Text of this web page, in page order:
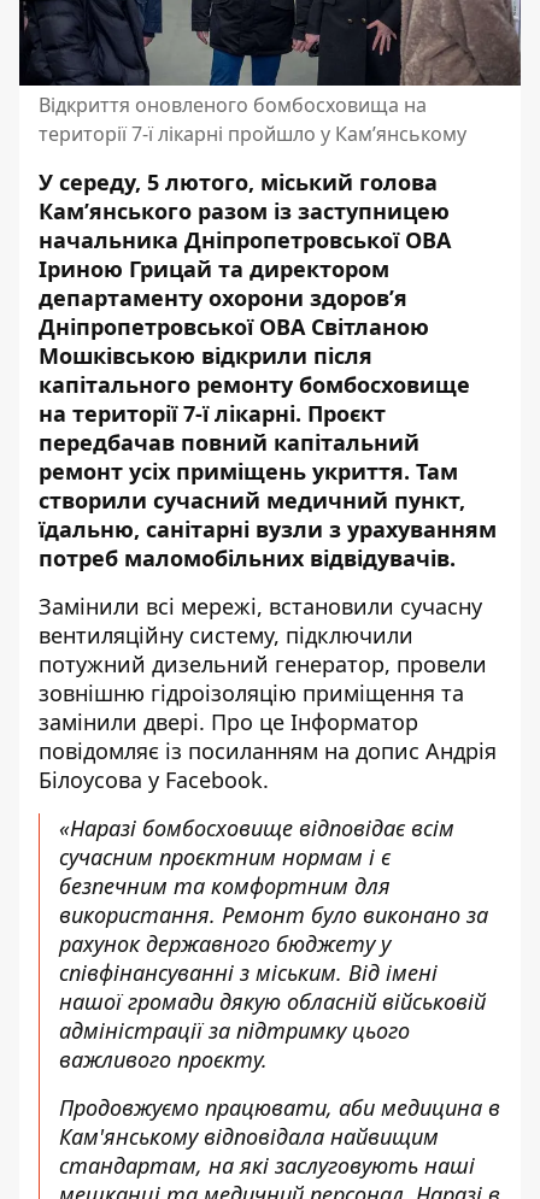
Відкриття оновленого бомбосховища на
території 7-ї лікарні пройшло у Кам’янському
У середу, 5 лютого, міський голова
Кам’янського разом із заступницею
начальника Дніпропетровської ОВА
Іриною Грицай та директором
департаменту охорони здоров’я
Дніпропетровської ОВА Світланою
Мошківською відкрили після
капітального ремонту бомбосховище
на території 7-ї лікарні. Проєкт
передбачав повний капітальний
ремонт усіх приміщень укриття. Там
створили сучасний медичний пункт,
їдальню, санітарні вузли з урахуванням
потреб маломобільних відвідувачів.
Замінили всі мережі, встановили сучасну
вентиляційну систему, підключили
потужний дизельний генератор, провели
зовнішню гідроізоляцію приміщення та
замінили двері. Про це Інформатор
повідомляє із посиланням на допис Андрія
Білоусова у Facebook.
«Наразі бомбосховище відповідає всім
сучасним проєктним нормам і є
безпечним та комфортним для
використання. Ремонт було виконано за
рахунок державного бюджету у
співфінансуванні з міським. Від імені
нашої громади дякую обласній військовій
адміністрації за підтримку цього
важливого проєкту.
Продовжуємо працювати, аби медицина в
Кам'янському відповідала найвищим
стандартам, на які заслуговують наші